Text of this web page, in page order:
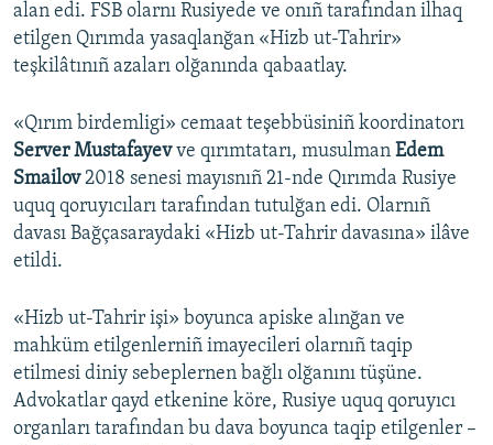
alan edi. FSB olarnı Rusiyede ve onıñ tarafından ilhaq
etilgen Qırımda yasaqlanğan «Hizb ut-Tahrir»
teşkilâtınıñ azaları olğanında qabaatlay.
«Qırım birdemligi» cemaat teşebbüsiniñ koordinatorı
Server Mustafayevve qırımtatarı, musulman Edem
Smailov2018 senesi mayısnıñ 21-nde Qırımda Rusiye
uquq qoruyıcıları tarafından tutulğan edi. Olarnıñ
davası Bağçasaraydaki «Hizb ut-Tahrir davasına» ilâve
etildi.
«Hizb ut-Tahrir işi» boyunca apiske alınğan ve
mahküm etilgenlerniñ imayecileri olarnıñ taqip
etilmesi diniy sebeplernen bağlı olğanını tüşüne.
Advokatlar qayd etkenine köre, Rusiye uquq qoruyıcı
organları tarafından bu dava boyunca taqip etilgenler –